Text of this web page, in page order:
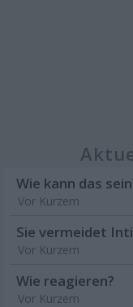
Wie kann das
Vor Kurzem
Sie vermeidet
Vor Kurzem
Wie reagieren?
Vor Kurzem